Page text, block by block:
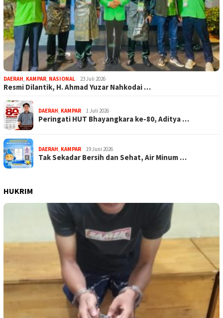
DAERAH KAMPAR NASIONAL 23 Juli 2026
Resmi Dilantik, H. Ahmad Yuzar Nahkodai …
DAERAH KAMPAR 1 Juli 2026
Peringati HUT Bhayangkara ke-80, Aditya …
DAERAH KAMPAR 19 Juni 2026
Tak Sekadar Bersih dan Sehat, Air Minum …
HUKRIM